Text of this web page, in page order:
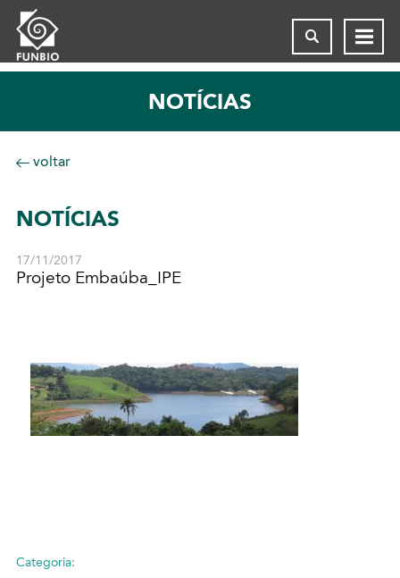
NOTÍCIAS
voltar
NOTÍCIAS
17/11/2017
Projeto Embaúba_IPE
Categoria: